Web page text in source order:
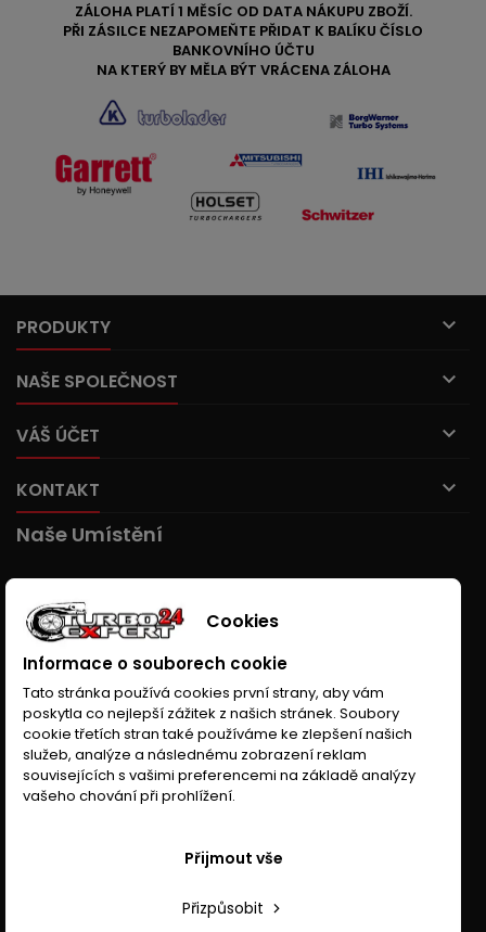
ZÁLOHA PLATÍ 1 MĚSÍC OD DATA NÁKUPU ZBOŽÍ.
PŘI ZÁSILCE NEZAPOMEŇTE PŘIDAT K BALÍKU ČÍSLO
BANKOVNÍHO ÚČTU
NA KTERÝ BY MĚLA BÝT VRÁCENA ZÁLOHA
PRODUKTY 
NAŠE SPOLEČNOST 
VÁŠ ÚČET 
KONTAKT 
Naše Umístění
Cookies
Informace o souborech cookie
Tato stránka používá cookies první strany, aby vám
poskytla co nejlepší zážitek z našich stránek. Soubory
cookie třetích stran také používáme ke zlepšení našich
služeb, analýze a následnému zobrazení reklam
souvisejících s vašimi preferencemi na základě analýzy
vašeho chování při prohlížení.
Přizpůsobit
Přijmout vše